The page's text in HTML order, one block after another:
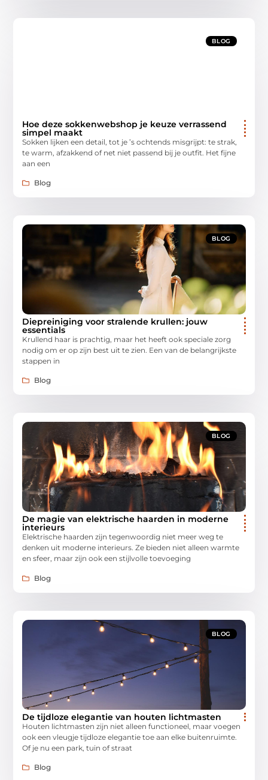
BLOG
Hoe deze sokkenwebshop je keuze verrassend
simpel maakt
Sokken lijken een detail, tot je ’s ochtends misgrijpt: te strak,
te warm, afzakkend of net niet passend bij je outfit. Het fijne
aan een
Blog
BLOG
Diepreiniging voor stralende krullen: jouw
essentials
Krullend haar is prachtig, maar het heeft ook speciale zorg
nodig om er op zijn best uit te zien. Een van de belangrijkste
stappen in
Blog
BLOG
De magie van elektrische haarden in moderne
interieurs
Elektrische haarden zijn tegenwoordig niet meer weg te
denken uit moderne interieurs. Ze bieden niet alleen warmte
en sfeer, maar zijn ook een stijlvolle toevoeging
Blog
BLOG
De tijdloze elegantie van houten lichtmasten
Houten lichtmasten zijn niet alleen functioneel, maar voegen
ook een vleugje tijdloze elegantie toe aan elke buitenruimte.
Of je nu een park, tuin of straat
Blog